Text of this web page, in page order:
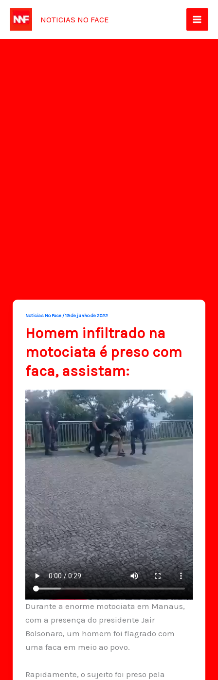
para
NOTICIAS NO FACE
Noticias No Face /19 de junho de 2022
Homem infiltrado na
motociata é preso com
faca, assistam:
Durante a enorme motociata em Manaus,
com a presença do presidente Jair
Bolsonaro, um homem foi flagrado com
uma faca em meio ao povo.
Rapidamente, o sujeito foi preso pela